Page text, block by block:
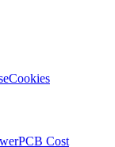
Cookies
PCB Cost